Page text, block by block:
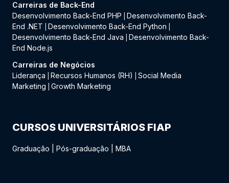
Carreiras de Back-End
Desenvolvimento Back-End PHP
Desenvolvimento Back-
End .NET
Desenvolvimento Back-End Python
Desenvolvimento Back-End Java
Desenvolvimento Back-
End Node.js
Carreiras de Negócios
Liderança
Recursos Humanos (RH)
Social Media
Marketing
Growth Marketing
CURSOS UNIVERSITÁRIOS FIAP
Graduação Pós-graduação MBA